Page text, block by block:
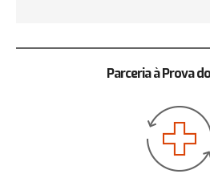
Parceria à Prova